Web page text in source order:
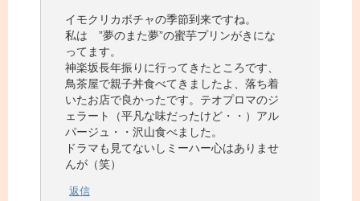
イモクリカボチャの季節到来ですね。
私は ”夢のまた夢”の蜜芋プリンがきにな
ってます。
神楽坂長年振りに行ってきたところです、
鳥茶屋で親子丼食べてきましたよ、落ち着
いたお店で良かったです。テオプロマのジ
ェラート（平凡な味だったけど・・）アル
パージュ・・沢山食べました。
ドラマも見てないしミーハー心はありませ
んが（笑）
返信